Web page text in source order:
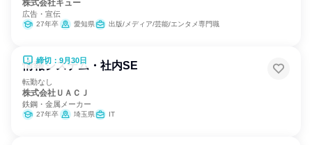
株式会社キュー
広告・宣伝
27年卒 愛知県 出版/メディア/芸能/エンタメ専門職
締切：9月30日
情報システム・社内SE
転勤なし
株式会社ＵＡＣＪ
鉄鋼・金属メーカー
27年卒 埼玉県 IT